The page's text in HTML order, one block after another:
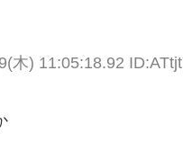
木) 11:05:18.92